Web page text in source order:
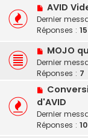
AVID
Dernier
Réponses : 15
MOJO
Dernier
Réponses : 7
d'AVID
Dernier
Réponses : 10